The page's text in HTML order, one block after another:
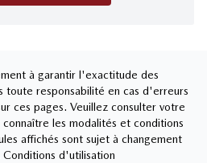
à garantir l'exactitude des
toute responsabilité en cas d'erreurs
ces pages. Veuillez consulter votre
les modalités et conditions
affichés sont sujet à changement
Conditions d'utilisation